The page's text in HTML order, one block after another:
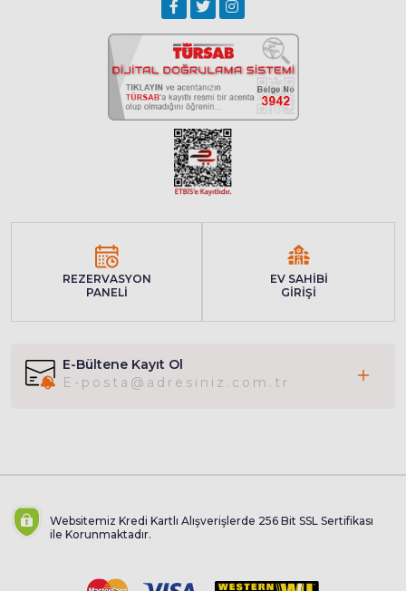
REZERVASYON
PANELİ
EV SAHİBİ
GİRİŞİ
E-Bültene Kayıt Ol
Websitemiz Kredi Kartlı Alışverişlerde 256 Bit SSL Sertifikası
ile Korunmaktadır.